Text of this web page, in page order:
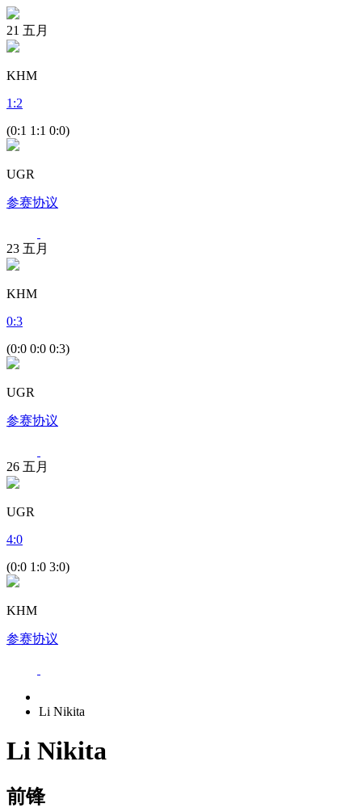
21 五月
KHM
1 :2
(0:1 1:1 0:0)
UGR
参赛协议
23 五月
KHM
0:3
(0:0 0:0 0:3)
UGR
参赛协议
26 五月
UGR
4:0
(0:0 1:0 3:0)
KHM
参赛协议
Li Nikita
Li Nikita
前锋